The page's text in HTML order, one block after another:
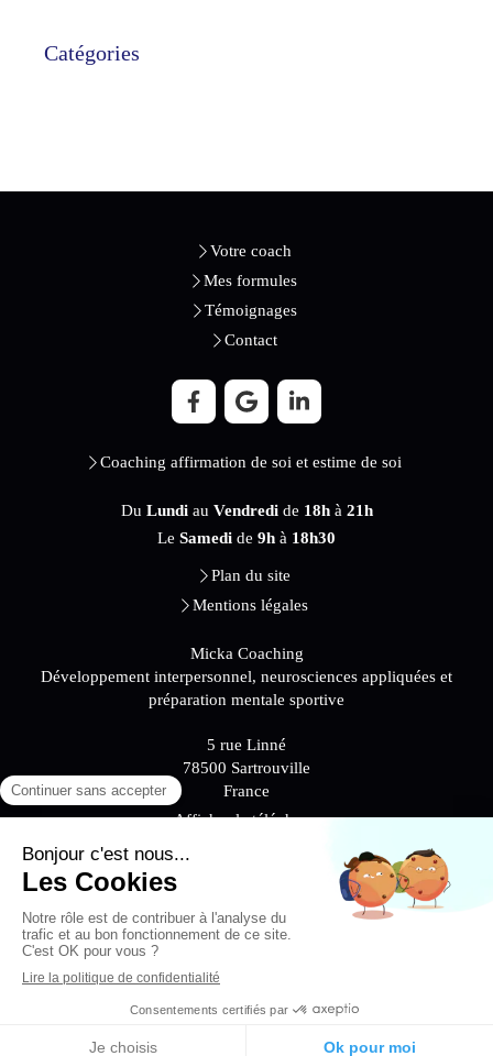
Catégories
Votre coach
Mes formules
Témoignages
Contact
Coaching affirmation de soi et estime de soi
Du Lundiau Vendredide 18hà 21h
Le Samedi de 9h à 18h30
Plan du site
Mentions légales
Micka Coaching
Développement interpersonnel, neurosciences appliquées et
préparation mentale sportive
5 rue Linné
78500 Sartrouville
France
Afficher le téléphone
Création et référencement du site par Simplébo
Ce site a été créé grâce àRESALIB